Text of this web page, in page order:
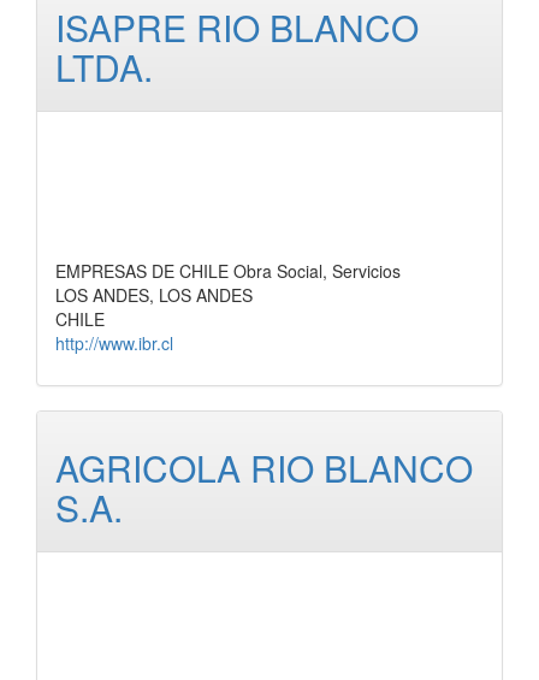
ISAPRE RIO BLANCO
LTDA.
EMPRESAS DE CHILE Obra Social, Servicios
LOS ANDES, LOS ANDES
CHILE
http://www.ibr.cl
AGRICOLA RIO BLANCO
S.A.